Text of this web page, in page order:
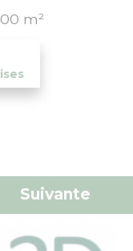
m²
Suivante